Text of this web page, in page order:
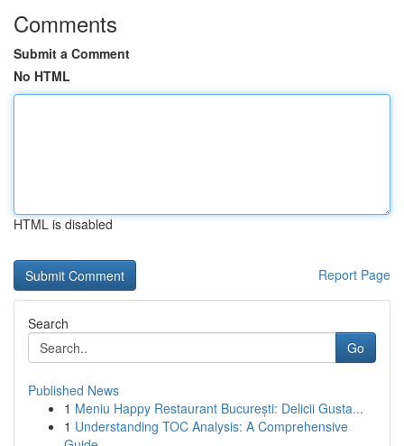
Comments
Submit a Comment
No HTML
HTML is disabled
Report Page
Search
Go
Published News
1 Meniu Happy Restaurant București: Delicii Gusta...
1 Understanding TOC Analysis: A Comprehensive